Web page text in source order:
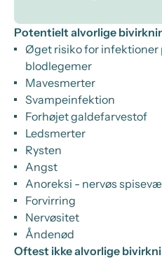
Potentielt alvorlige
Øget risiko for infektioner
blodlegemer
Mavesmerter
Svampeinfektion
Forhøjet galdefarvestof
Ledsmerter
Rysten
Angst
Anoreksi - nervøs
Forvirring
Nervøsitet
Åndenød
Oftest ikke alvorlige